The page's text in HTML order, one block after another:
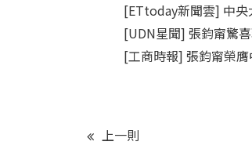
[ETtoday新聞雲] 中
[UDN星聞] 張鈞甯驚
[工商時報] 張鈞甯榮
上一則